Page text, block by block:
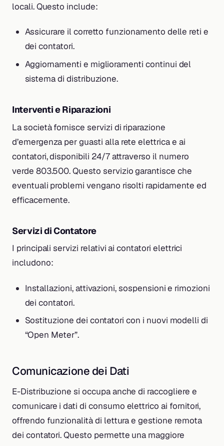
locali. Questo include:
Assicurare il corretto funzionamento delle reti e
dei contatori.
Aggiornamenti e miglioramenti continui del
sistema di distribuzione.
Interventi e Riparazioni
La società fornisce servizi di riparazione
d’emergenza per guasti alla rete elettrica e ai
contatori, disponibili 24/7 attraverso il numero
verde 803.500. Questo servizio garantisce che
eventuali problemi vengano risolti rapidamente ed
efficacemente.
Servizi di Contatore
I principali servizi relativi ai contatori elettrici
includono:
Installazioni, attivazioni, sospensioni e rimozioni
dei contatori.
Sostituzione dei contatori con i nuovi modelli di
“Open Meter”.
Comunicazione dei Dati
E-Distribuzione si occupa anche di raccogliere e
comunicare i dati di consumo elettrico ai fornitori,
offrendo funzionalità di lettura e gestione remota
dei contatori. Questo permette una maggiore